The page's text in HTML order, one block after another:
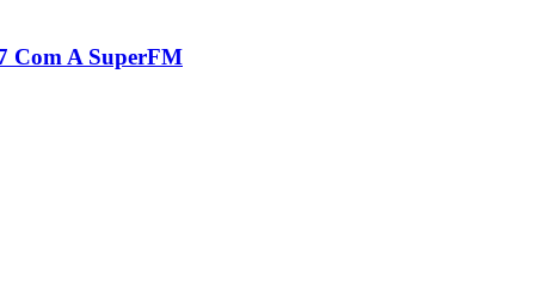
Com A SuperFM